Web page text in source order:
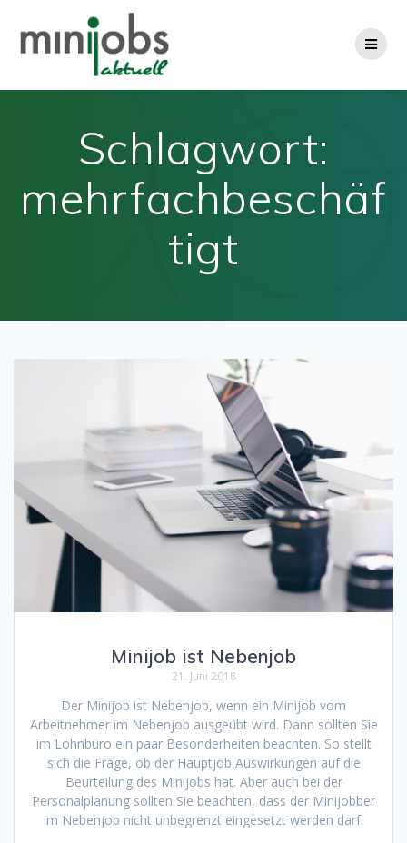
Schlagwort:
mehrfachbeschäf
tigt
Minijob ist Nebenjob
21. Juni 2018
Der Minijob ist Nebenjob, wenn ein Minijob vom
Arbeitnehmer im Nebenjob ausgeübt wird. Dann sollten Sie
im Lohnbüro ein paar Besonderheiten beachten. So stellt
sich die Frage, ob der Hauptjob Auswirkungen auf die
Beurteilung des Minijobs hat. Aber auch bei der
Personalplanung sollten Sie beachten, dass der Minijobber
im Nebenjob nicht unbegrenzt eingesetzt werden darf.